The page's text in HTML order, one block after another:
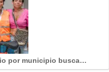
por municipio busca…